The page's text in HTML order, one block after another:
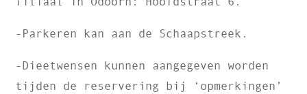
-Parkeren kan aan de Schaapstreek.
-Dieetwensen kunnen aangegeven worden
tijden de reservering bij ‘opmerkingen’